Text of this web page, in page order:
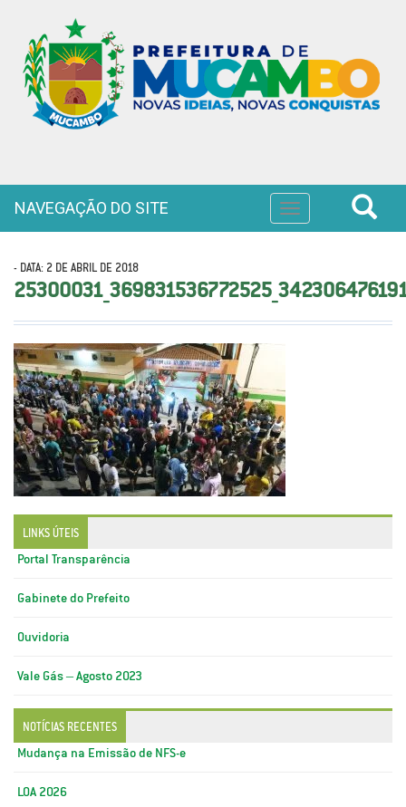
Toggle
navigation
NAVEGAÇÃO DO SITE
- DATA: 2 DE ABRIL DE 2018
LINKS ÚTEIS
Portal Transparência
Gabinete do Prefeito
Ouvidoria
Vale Gás – Agosto 2023
NOTÍCIAS RECENTES
Mudança na Emissão de NFS-e
LOA 2026